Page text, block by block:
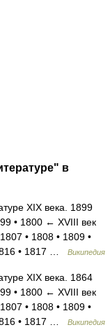
в
XIX века. 1899
• 1800 ← XVIII век
• 1808 • 1809 •
• 1817 …
Википедия
XIX века. 1864
• 1800 ← XVIII век
• 1808 • 1809 •
• 1817 …
Википедия